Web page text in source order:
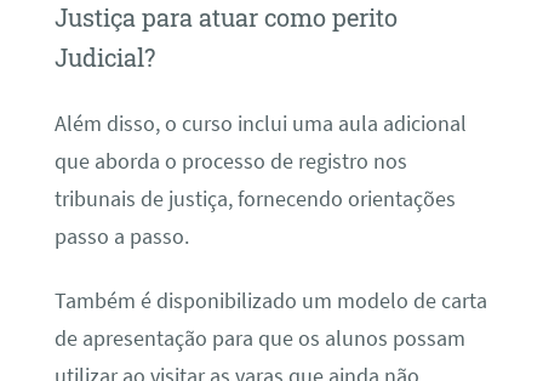
Justiça para atuar como perito
Judicial?
Além disso, o curso inclui uma aula adicional
que aborda o processo de registro nos
tribunais de justiça, fornecendo orientações
passo a passo.
Também é disponibilizado um modelo de carta
de apresentação para que os alunos possam